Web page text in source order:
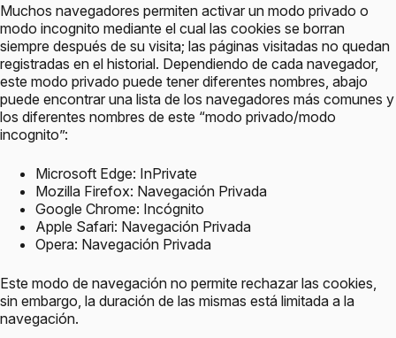
Muchos navegadores permiten activar un modo privado o
modo incognito mediante el cual las cookies se borran
siempre después de su visita; las páginas visitadas no quedan
registradas en el historial. Dependiendo de cada navegador,
este modo privado puede tener diferentes nombres, abajo
puede encontrar una lista de los navegadores más comunes y
los diferentes nombres de este “modo privado/modo
incognito”:
Microsoft Edge: InPrivate
Mozilla Firefox: Navegación Privada
Google Chrome: Incógnito
Apple Safari: Navegación Privada
Opera: Navegación Privada
Este modo de navegación no permite rechazar las cookies,
sin embargo, la duración de las mismas está limitada a la
navegación.